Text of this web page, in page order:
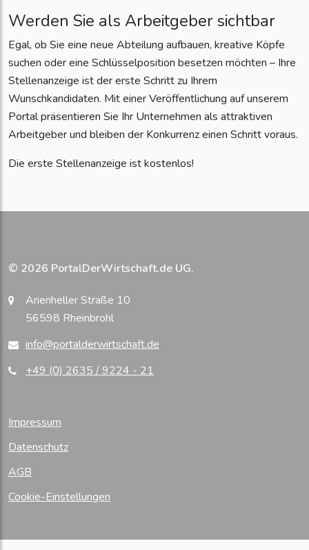
Werden Sie als Arbeitgeber sichtbar
Egal, ob Sie eine neue Abteilung aufbauen, kreative Köpfe
suchen oder eine Schlüsselposition besetzen möchten – Ihre
Stellenanzeige ist der erste Schritt zu Ihrem
Wunschkandidaten. Mit einer Veröffentlichung auf unserem
Portal präsentieren Sie Ihr Unternehmen als attraktiven
Arbeitgeber und bleiben der Konkurrenz einen Schritt voraus.
Die erste Stellenanzeige ist kostenlos!
© 2026 PortalDerWirtschaft.de UG.
Arienheller Straße 10
56598 Rheinbrohl
info@portalderwirtschaft.de
+49 (0) 2635 / 9224 - 21
Impressum
Datenschutz
AGB
Cookie-Einstellungen